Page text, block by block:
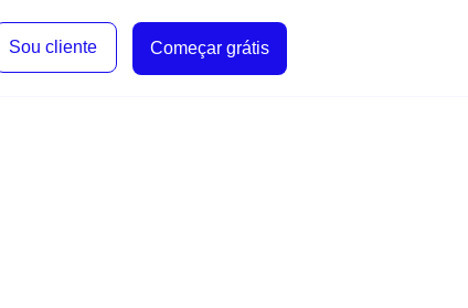
Sou cliente Começar grátis